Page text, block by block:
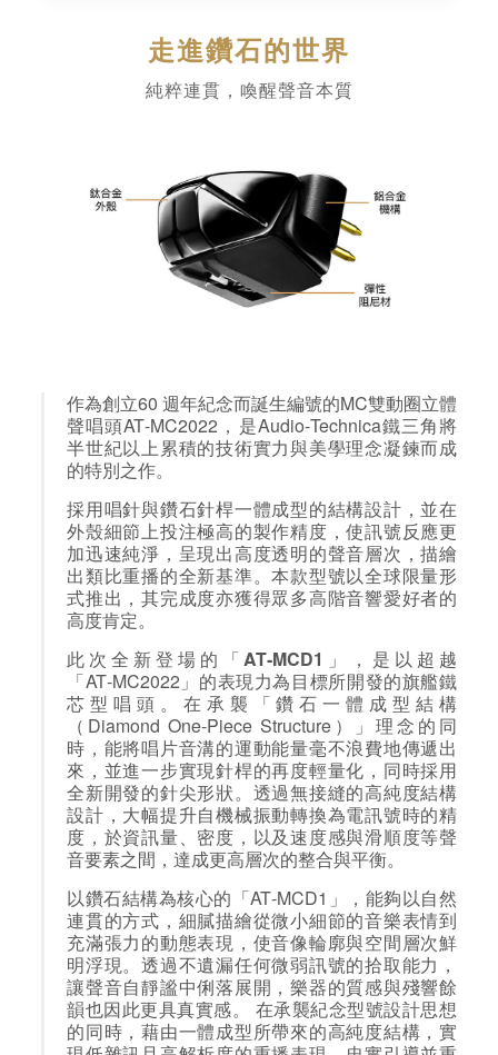
走進鑽石的世界
純粹連貫，喚醒聲音本質
作為創立60 週年紀念而誕生編號的MC雙動圈立體
聲唱頭AT‑MC2022，是Audio‑Technica鐵三角將
半世紀以上累積的技術實力與美學理念凝鍊而成
的特別之作。
採用唱針與鑽石針桿一體成型的結構設計，並在
外殼細節上投注極高的製作精度，使訊號反應更
加迅速純淨，呈現出高度透明的聲音層次，描繪
出類比重播的全新基準。本款型號以全球限量形
式推出，其完成度亦獲得眾多高階音響愛好者的
高度肯定。
此次全新登場的「AT‑MCD1 」，是以超越
「AT‑MC2022」的表現力為目標所開發的旗艦鐵
芯型唱頭。在承襲「鑽石一體成型結構
（Diamond One‑Piece Structure）」理念的同
時，能將唱片音溝的運動能量毫不浪費地傳遞出
來，並進一步實現針桿的再度輕量化，同時採用
全新開發的針尖形狀。透過無接縫的高純度結構
設計，大幅提升自機械振動轉換為電訊號時的精
度，於資訊量、密度，以及速度感與滑順度等聲
音要素之間，達成更高層次的整合與平衡。
以鑽石結構為核心的「AT‑MCD1」，能夠以自然
連貫的方式，細膩描繪從微小細節的音樂表情到
充滿張力的動態表現，使音像輪廓與空間層次鮮
明浮現。透過不遺漏任何微弱訊號的拾取能力，
讓聲音自靜謐中俐落展開，樂器的質感與殘響餘
韻也因此更具真實感。 在承襲紀念型號設計思想
的同時，藉由一體成型所帶來的高純度結構，實